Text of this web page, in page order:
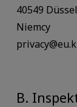
40549
Niemcy
B.